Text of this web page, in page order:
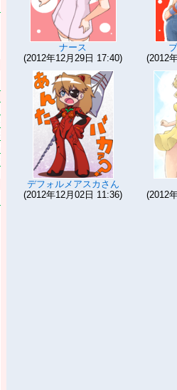
ナース
(2012年12月29日 17:40)
(2012
デフォルメアスカさん
(2012年12月02日 11:36)
(2012